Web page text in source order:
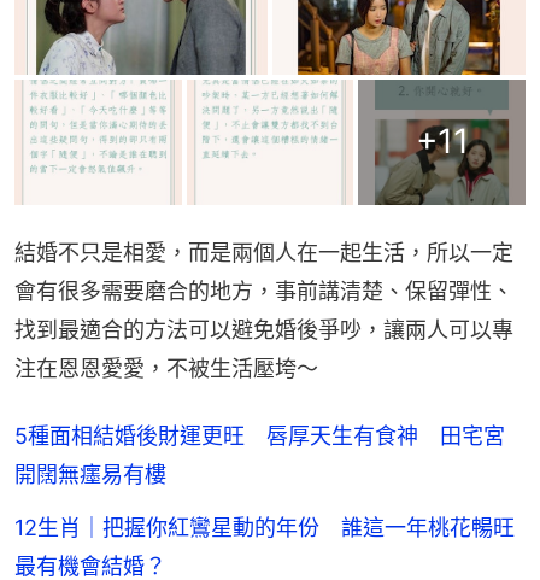
+11
結婚不只是相愛，而是兩個人在一起生活，所以一定
會有很多需要磨合的地方，事前講清楚、保留彈性、
找到最適合的方法可以避免婚後爭吵，讓兩人可以專
注在恩恩愛愛，不被生活壓垮～
5種面相結婚後財運更旺 唇厚天生有食神 田宅宮
開闊無癦易有樓
12生肖｜把握你紅鸞星動的年份 誰這一年桃花暢旺
最有機會結婚？